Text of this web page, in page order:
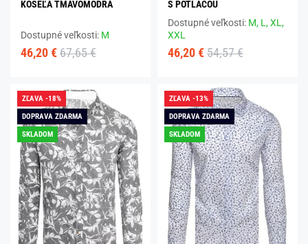
KOŠEĽA TMAVOMODRÁ
Dostupné veľkosti: M
46,20 € 67,65 €
S POTLAČOU
Dostupné veľkosti: M, L,XL,
XXL
46,20 € 54,57 €
ZĽAVA -18%
DOPRAVA ZDARMA
SKLADOM
ZĽAVA -13%
DOPRAVA ZDARMA
SKLADOM